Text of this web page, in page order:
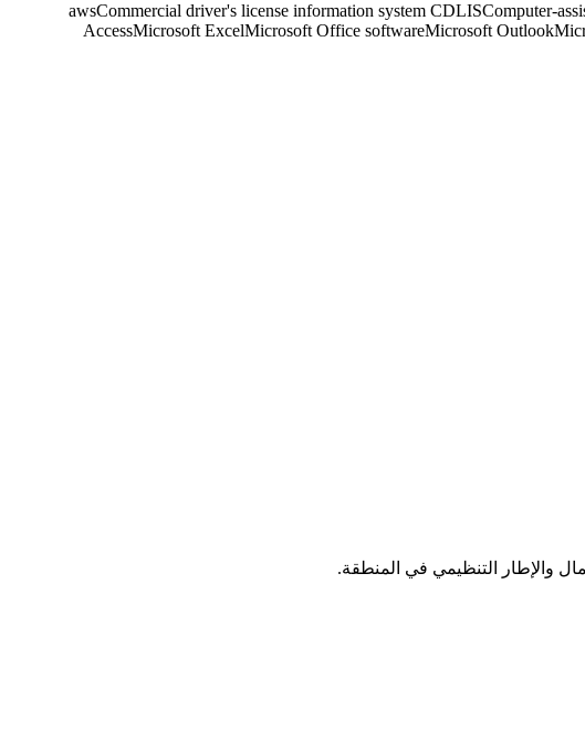
awsCommercial driver's license information system CDLISComputer-
AccessMicrosoft ExcelMicrosoft Office softwareMicrosoft Outlook
والإطار التنظيمي في المنطقة.